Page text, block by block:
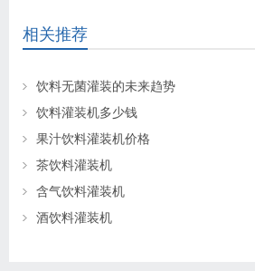
相关推荐
饮料无菌灌装的未来趋势
饮料灌装机多少钱
果汁饮料灌装机价格
茶饮料灌装机
含气饮料灌装机
酒饮料灌装机